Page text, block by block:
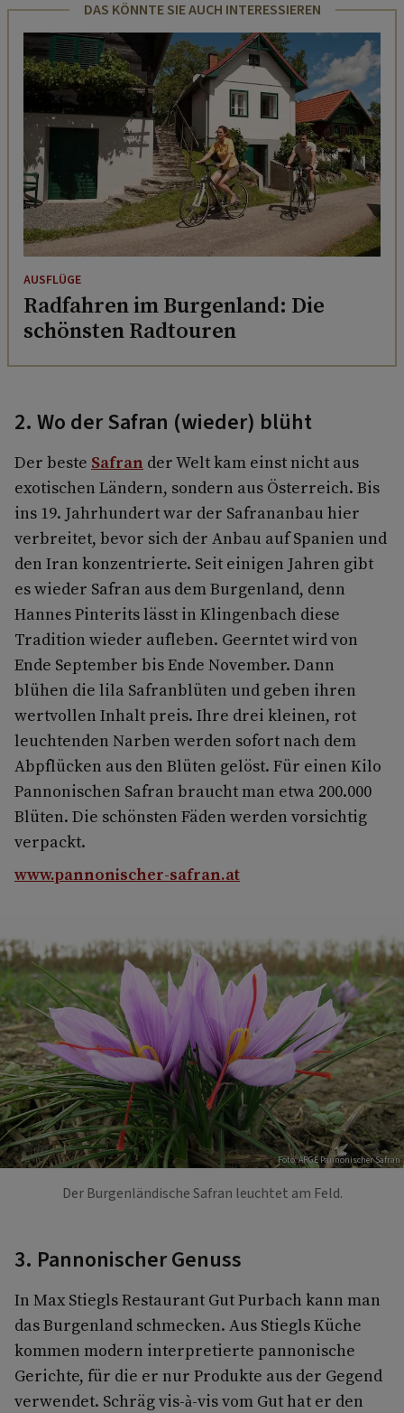
DAS KÖNNTE SIE AUCH INTERESSIEREN
AUSFLÜGE
Radfahren im Burgenland: Die
schönsten Radtouren
2. Wo der Safran (wieder) blüht
Der beste Safran der Welt kam einst nicht aus
exotischen Ländern, sondern aus Österreich. Bis
ins 19. Jahrhundert war der Safrananbau hier
verbreitet, bevor sich der Anbau auf Spanien und
den Iran konzentrierte. Seit einigen Jahren gibt
es wieder Safran aus dem Burgenland, denn
Hannes Pinterits lässt in Klingenbach diese
Tradition wieder aufleben. Geerntet wird von
Ende September bis Ende November. Dann
blühen die lila Safranblüten und geben ihren
wertvollen Inhalt preis. Ihre drei kleinen, rot
leuchtenden Narben werden sofort nach dem
Abpflücken aus den Blüten gelöst. Für einen Kilo
Pannonischen Safran braucht man etwa 200.000
Blüten. Die schönsten Fäden werden vorsichtig
verpackt.
www.pannonischer-safran.at
Foto: ARGE Pannonischer Safran
Der Burgenländische Safran leuchtet am Feld.
3. Pannonischer Genuss
In Max Stiegls Restaurant Gut Purbach kann man
das Burgenland schmecken. Aus Stiegls Küche
kommen modern interpretierte pannonische
Gerichte, für die er nur Produkte aus der Gegend
verwendet. Schräg vis-à-vis vom Gut hat er den